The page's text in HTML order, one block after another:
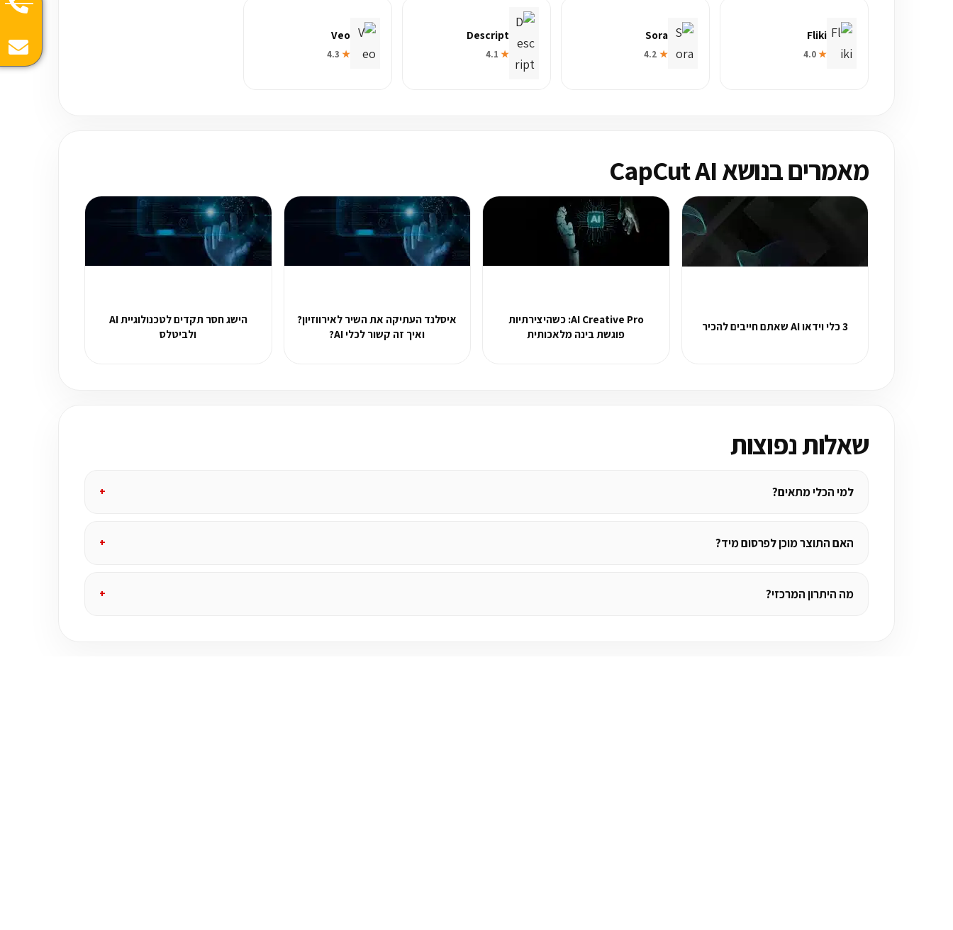
Fliki
★
Sora
★
Descript
★
Veo
★
מאמרים בנושא CapCut AI
3 כלי וידאו AI שאתם חייבים להכיר
AI Creative Pro: כשהיצירתיות
פוגשת בינה מלאכותית
איסלנד העתיקה את השיר לאירווזיון?
ואיך זה קשור לכלי AI?
הישג חסר תקדים לטכנולוגיית AI
ולביטלס
שאלות נפוצות
למי הכלי מתאים?
האם התוצר מוכן לפרסום מיד?
מה היתרון המרכזי?